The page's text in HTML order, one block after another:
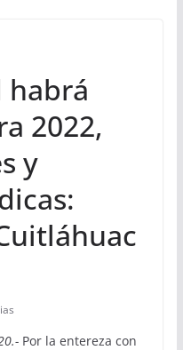
habrá
2022,
y
Por la entereza con